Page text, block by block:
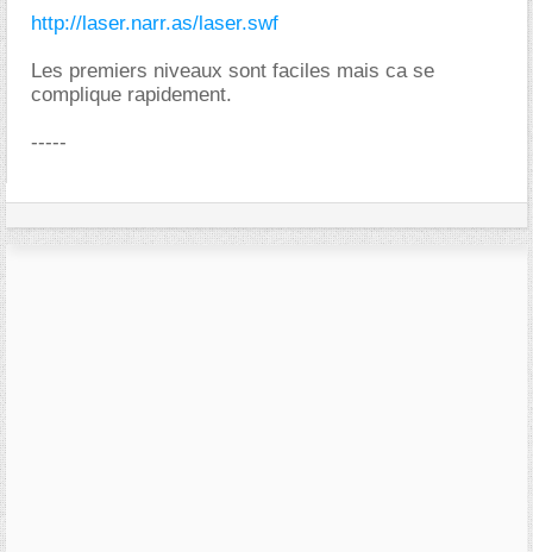
http://laser.narr.as/laser.swf
Les premiers niveaux sont faciles mais ca se
complique rapidement.
-----